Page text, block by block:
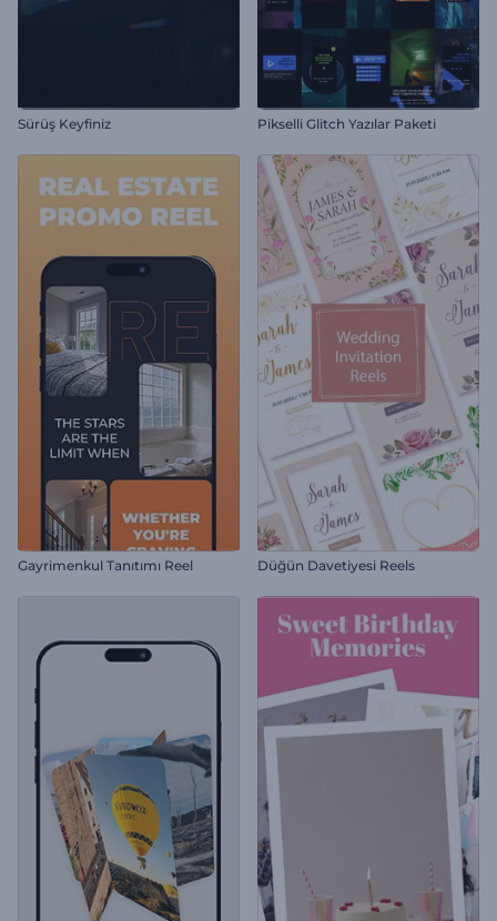
Sürüş Keyfiniz Pikselli Glitch Yazılar Paketi
Gayrimenkul Tanıtımı Reel Düğün Davetiyesi Reels